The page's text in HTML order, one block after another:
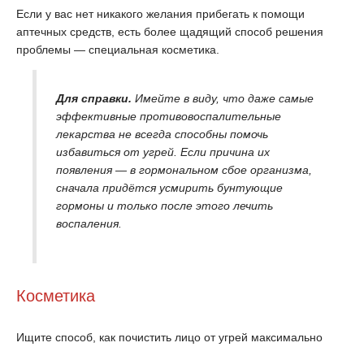
Если у вас нет никакого желания прибегать к помощи
аптечных средств, есть более щадящий способ решения
проблемы — специальная косметика.
Для справки. Имейте в виду, что даже самые
эффективные противовоспалительные
лекарства не всегда способны помочь
избавиться от угрей. Если причина их
появления — в гормональном сбое организма,
сначала придётся усмирить бунтующие
гормоны и только после этого лечить
воспаления.
Косметика
Ищите способ, как почистить лицо от угрей максимально